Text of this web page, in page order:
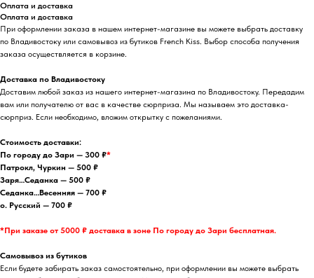
Оплата и доставка
Оплата и доставка
При оформлении заказа в нашем интернет-магазине вы можете выбрать доставку
по Владивостоку или самовывоз из бутиков French Kiss. Выбор способа получения
заказа осуществляется в корзине.
Доставка по Владивостоку
Доставим любой заказ из нашего интернет-магазина по Владивостоку. Передадим
вам или получателю от вас в качестве сюрприза. Мы называем это доставка-
сюрприз. Если необходимо, вложим открытку с пожеланиями.
Стоимость доставки:
По городу до Зари — 300 ₽*
Патрокл, Чуркин — 500 ₽
Заря…Седанка — 500 ₽
Седанка…Весенняя — 700 ₽
о. Русский — 700 ₽
*При заказе от 5000 ₽ доставка в зоне По городу до Зари бесплатная.
Самовывоз из бутиков
Если будете забирать заказ самостоятельно, при оформлении вы можете выбрать